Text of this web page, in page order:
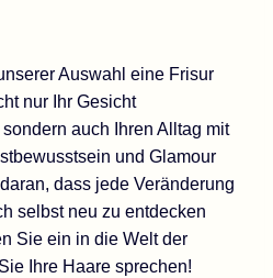
Auswahl eine Frisur
nur Ihr Gesicht
auch Ihren Alltag mit
und Glamour
dass jede Veränderung
selbst neu zu entdecken
Sie ein in die Welt der
Ihre Haare sprechen!